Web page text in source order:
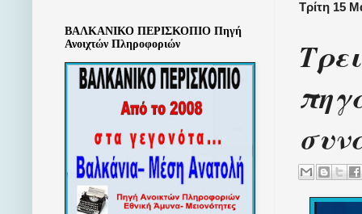
Τρίτη 15
ΒΑΛΚΑΝΙΚΟ ΠΕΡΙΣΚΟΠΙΟ Πηγή
Ανοιχτών Πληροφοριών